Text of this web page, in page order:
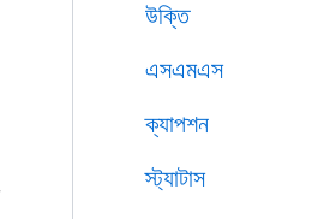
উক্তি
এসএমএস
ক্যাপশন
স্ট্যাটাস